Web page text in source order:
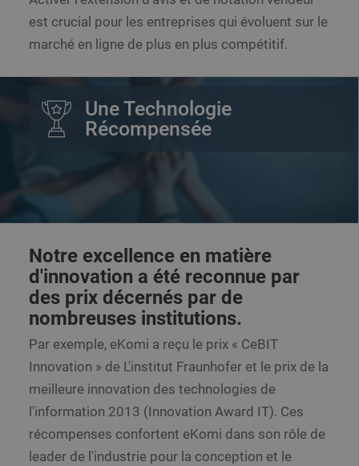
est crucial pour les entreprises qui évoluent sur le
marché en ligne de plus en plus compétitif.
Une Technologie
Récompensée
Notre excellence en matière
d'innovation a été reconnue par
des prix décernés par de
nombreuses institutions.
Par exemple, eKomi a reçu le prix « CeBIT
Innovation » de L'institut Fraunhofer et le prix de la
meilleure innovation des technologies de
l'information 2013 (Innovation Award IT). Ces
récompenses confortent eKomi dans son rôle de
leader de l'industrie pour la conception et le